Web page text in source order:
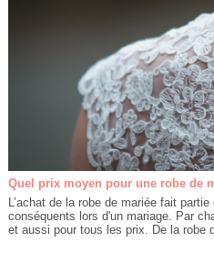
Quel prix moyen pour une robe de
L’achat de la robe de mariée fait
conséquents lors d'un mariage. Par
et aussi pour tous les prix. De la robe